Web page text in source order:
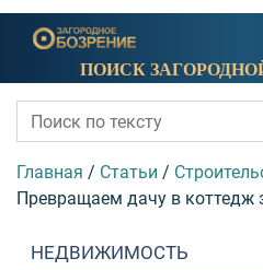
ПОИСК
Главная / Статьи /
Превращаем дачу в коттедж
НЕДВИЖИМОСТЬ